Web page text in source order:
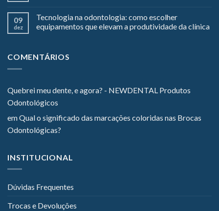
09
dez
Tecnologia na odontologia: como escolher
equipamentos que elevam a produtividade da clínica
COMENTÁRIOS
Quebrei meu dente, e agora? - NEWDENTAL Produtos
Odontológicos
emQual o significado das marcações coloridas nas Brocas
Odontológicas?
INSTITUCIONAL
Dúvidas Frequentes
Trocas e Devoluções